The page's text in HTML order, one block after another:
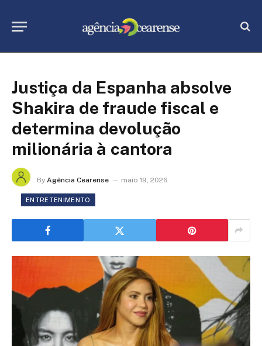
Justiça da Espanha absolve
Shakira de fraude fiscal e
determina devolução
milionária à cantora
By Agência Cearense maio 19, 2026
ENTRETENIMENTO